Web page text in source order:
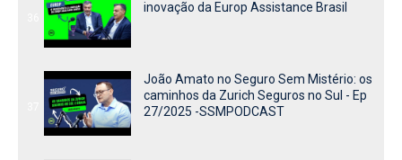
inovação da Europ Assistance Brasil
João Amato no Seguro Sem Mistério: os
caminhos da Zurich Seguros no Sul - Ep
27/2025 -SSMPODCAST